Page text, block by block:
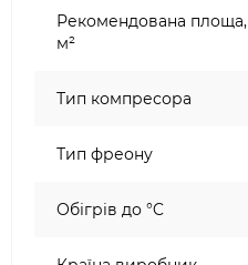
Рекомендована площа,
м²
Тип компресора
Тип фреону
Обігрів до °C